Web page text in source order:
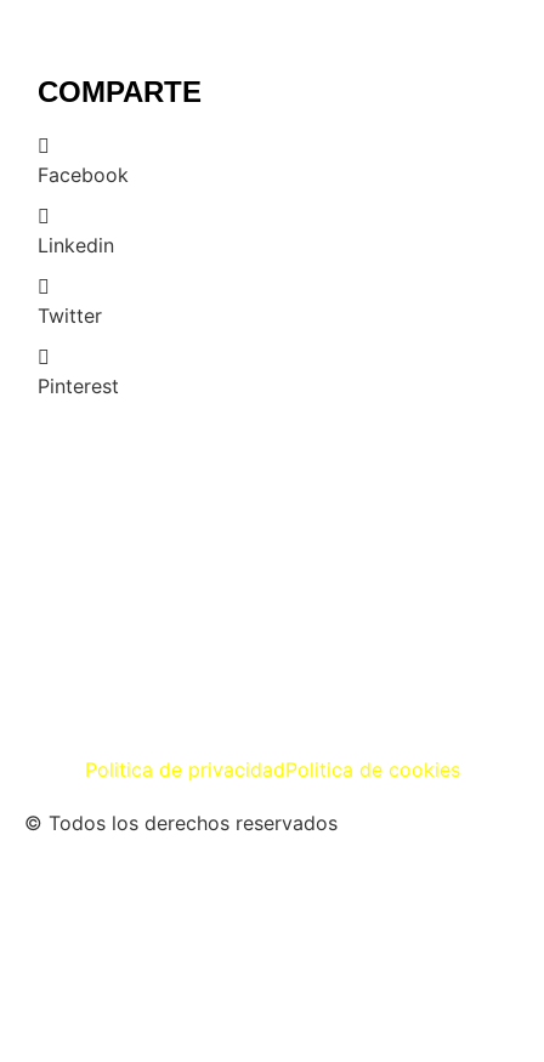
COMPARTE
Facebook
Linkedin
Twitter
Pinterest
Politica de privacidadPolitica de cookies
© Todos los derechos reservados